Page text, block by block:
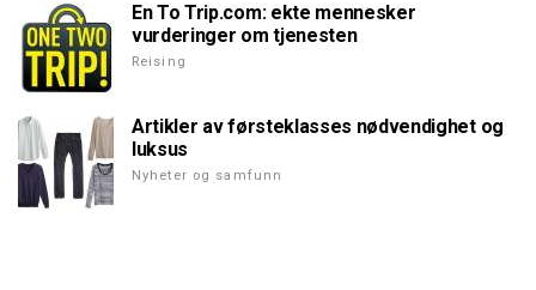
En To Trip.com: ekte mennesker
vurderinger om tjenesten
Reising
Artikler av førsteklasses nødvendighet og
luksus
Nyheter og samfunn